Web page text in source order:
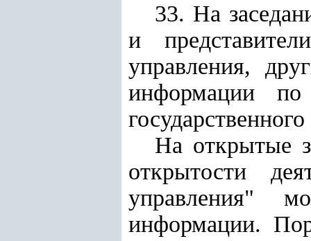
33. На
и
управления,
информации
На открытые
открытости
управления"
информации.